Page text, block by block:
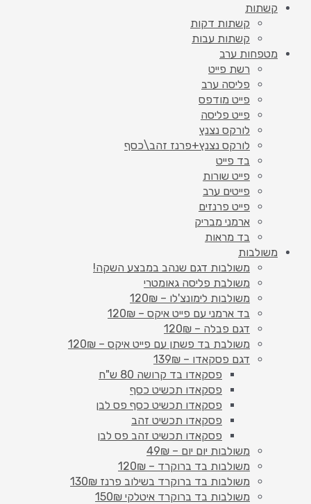
קשתות
קשתות דקות
קשתות עבות
מטפחות ערב
רשת פייט
פליסה ערב
פייט מודפס
פייט פליסה
לורקס נצנץ
לורקס נצנץ+פרנז זהב\כסף
בד פייט
פייט שורות
פייטים ערב
פייט פרנזים
ארמני מבריק
בד מראות
משולבות
משולבות דגם שנהב במבצע השקה!
משולבת פליסה גאומטרי
משולבות לימונצ'לו – 120₪
בד ארמני עם פייט איקס – 120₪
דגם פבלה – 120₪
משולבת בד פשתן עם פייט איקס – 120₪
דגם פסקאדו – 139₪
פסקאדו בד קרושה 80 ש"ח
פסקאדו תכשיט כסף
פסקאדו תכשיט כסף פס לבן
פסקאדו תכשיט זהב
פסקאדו תכשיט זהב פס לבן
משולבות יום יום – 49₪
משולבות בד ברוקרד – 120₪
משולבות בד ברוקרד בשילוב פרנז 130₪
משולבות בד ברוקרד איטלקי 150₪